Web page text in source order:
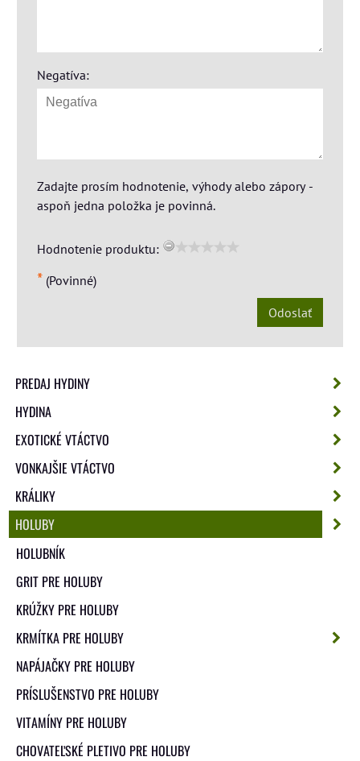
Negatíva:
Zadajte prosím hodnotenie, výhody alebo zápory -
aspoň jedna položka je povinná.
Hodnotenie produktu:
* (Povinné)
Odoslať
PREDAJ HYDINY
HYDINA
EXOTICKÉ VTÁCTVO
VONKAJŠIE VTÁCTVO
KRÁLIKY
HOLUBY
HOLUBNÍK
GRIT PRE HOLUBY
KRÚŽKY PRE HOLUBY
KRMÍTKA PRE HOLUBY
NAPÁJAČKY PRE HOLUBY
PRÍSLUŠENSTVO PRE HOLUBY
VITAMÍNY PRE HOLUBY
CHOVATEĽSKÉ PLETIVO PRE HOLUBY